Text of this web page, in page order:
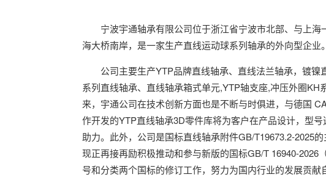
宁波宇通轴承有限公司位于浙江省宁波市北部、与上海
海大桥南岸，是一家生产直线运动球系列轴承的外向型企业。
公司主要生产YTP品牌直线轴承、直线法兰轴承，镀镍
系列直线轴承、直线轴承箱式单元,YTP轴支座,冲压外圈KH
来，宇通公司在技术创新方面也是不断与时俱进，与德国
作开发的YTP直线轴承3D零件库将为客户在产品设计，型
助力。此外，公司是国标直线轴承附件GB/T19673.2-2025的
现正再接再励积极推动和参与新版的国标GB/T 16940-2026
号和分类两个国标的修订工作，努力为国内行业的发展贡献